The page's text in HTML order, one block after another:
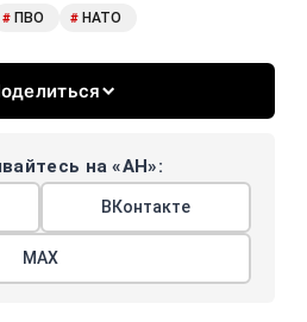
# ПВО # НАТО
на «АН»:
ВКонтакте
МАХ